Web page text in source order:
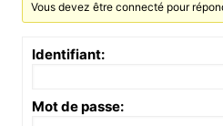
Vous devez être connecté pour
Identifiant:
Mot de passe: